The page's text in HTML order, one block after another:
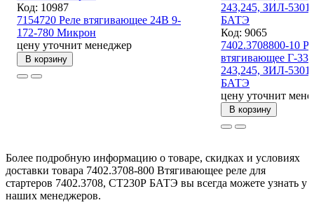
Код: 10987
7154720 Реле втягивающее 24В 9-
172-780 Микрон
цену уточнит менеджер
В корзину
Код: 9065
7402.3708800-10
втягивающее Г-
243,245, ЗИЛ-
БАТЭ
цену уточнит
В корзину
Более подробную информацию о товаре, скидках и условиях
доставки товара 7402.3708-800 Втягивающее реле для
стартеров 7402.3708, СТ230Р БАТЭ вы всегда можете узнать у
наших менеджеров.